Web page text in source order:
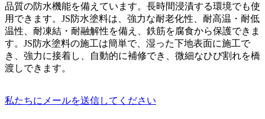
品質の防水機能を備えています。長時間浸漬する環境でも使
用できます。JS防水塗料は、強力な耐老化性、耐高温・耐低
温性、耐凍結・耐融解性を備え、鉄筋を腐食から保護できま
す。JS防水塗料の施工は簡単で、湿った下地表面に施工で
き、強力に接着し、自動的に補修でき、微細なひび割れを橋
渡しできます。
私たちにメールを送信してください